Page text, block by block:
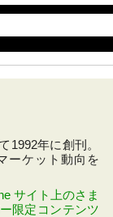
年に創刊。
ーケット動向を
サイト上のさま
限定コンテンツ